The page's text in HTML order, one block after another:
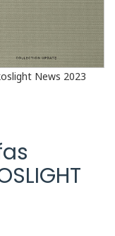
News 2023